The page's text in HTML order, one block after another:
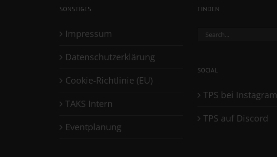
SONSTIGES
Impressum
Datenschutzerklärung
Cookie-Richtlinie (EU)
TAKS Intern
Eventplanung
FINDEN
Search
SOCIAL
TPS bei Instagram
TPS auf Discord